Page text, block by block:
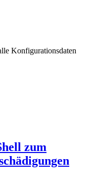
Konfigurationsdaten
zum